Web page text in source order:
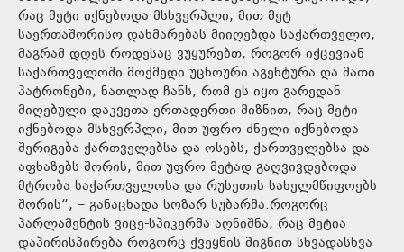
რაც მეტი იქნებოდა მსხვერპლი, მით მეტ
საერთაშორისო დახმარებას მიიღებდა საქართველო,
მაგრამ დღეს როდესაც ვუყურებთ, როგორ იქცევიან
საქართველოში მოქმედი უცხოური აგენტურა და მათი
პატრონები, ნათლად ჩანს, რომ ეს იყო გარედან
მიღებული დაკვეთა ერთადერთი მიზნით, რაც მეტი
იქნებოდა მსხვერპლი, მით უფრო ძნელი იქნებოდა
შერიგება ქართველებსა და ოსებს, ქართველებსა და
აფხაზებს შორის, მით უფრო მეტად გაღვივდებოდა
მტრობა საქართველოსა და რუსეთის სახელმწიფოებს
შორის“, – განაცხადა სოზარ სუბარმა.როგორც
პარლამენტის ვიცე-სპიკერმა აღნიშნა, რაც მეტია
დაპირისპირება როგორც ქვეყნის შიგნით სხვადასხვა